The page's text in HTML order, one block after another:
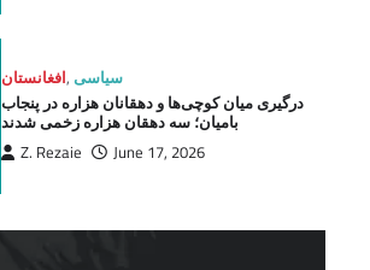
افغانستان,سیاسی
درگیری میان کوچی‌ها و دهقانان هزاره در پنجاب
بامیان؛ سه دهقان هزاره زخمی شدند
Z. Rezaie June 17, 2026